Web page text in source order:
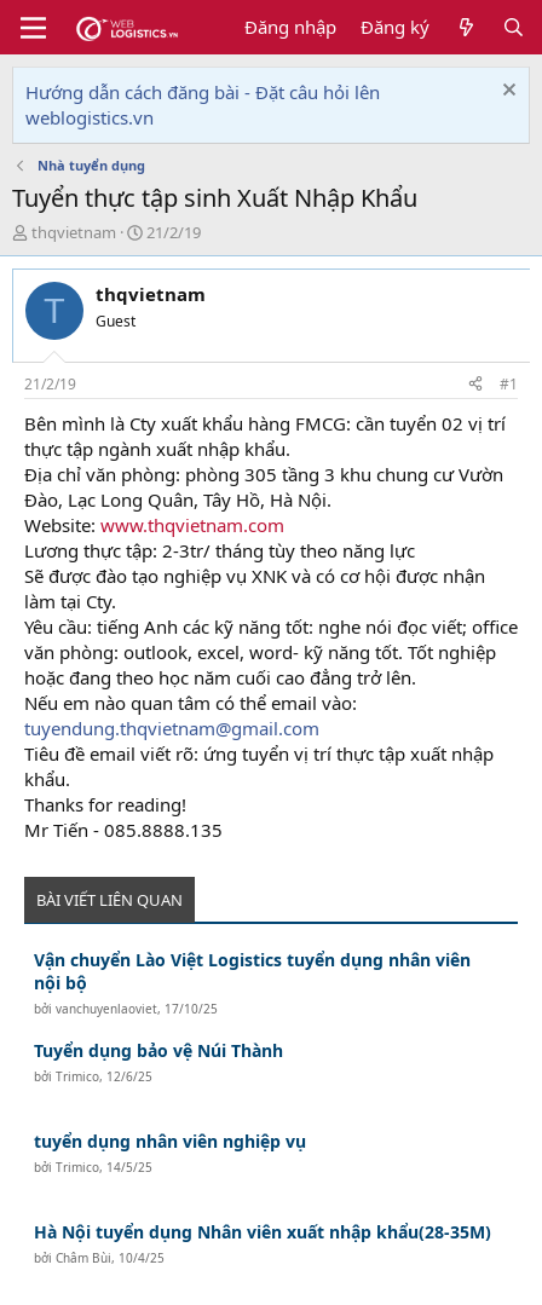
Đăng nhập Đăng ký
Hướng dẫn cách đăng bài - Đặt câu hỏi lên
weblogistics.vn
Nhà tuyển dụng
Tuyển thực tập sinh Xuất Nhập Khẩu
T
h
r
e
d
s
t
a
r
t
e
r
thqvietnam
N
g
à
y
i
21/2/19
T thqvietnam
Guest
21/2/19 #1
Bên mình là Cty xuất khẩu hàng FMCG: cần tuyển 02 vị trí
thực tập ngành xuất nhập khẩu.
Địa chỉ văn phòng: phòng 305 tầng 3 khu chung cư Vườn
Đào, Lạc Long Quân, Tây Hồ, Hà Nội.
Website: www.thqvietnam.com
Lương thực tập: 2-3tr/ tháng tùy theo năng lực
Sẽ được đào tạo nghiệp vụ XNK và có cơ hội được nhận
làm tại Cty.
Yêu cầu: tiếng Anh các kỹ năng tốt: nghe nói đọc viết; office
văn phòng: outlook, excel, word- kỹ năng tốt. Tốt nghiệp
hoặc đang theo học năm cuối cao đẳng trở lên.
Nếu em nào quan tâm có thể email vào:
tuyendung.thqvietnam@gmail.com
Tiêu đề email viết rõ: ứng tuyển vị trí thực tập xuất nhập
khẩu.
Thanks for reading!
Mr Tiến - 085.8888.135
BÀI VIẾT LIÊN QUAN
Vận chuyển Lào Việt Logistics tuyển dụng nhân viên
nội bộ
bởivanchuyenlaoviet, 17/10/25
Tuyển dụng bảo vệ Núi Thành
bởiTrimico, 12/6/25
tuyển dụng nhân viên nghiệp vụ
bởiTrimico, 14/5/25
Hà Nội tuyển dụng Nhân viên xuất nhập khẩu(28-35M)
bởiChâm Bùi, 10/4/25